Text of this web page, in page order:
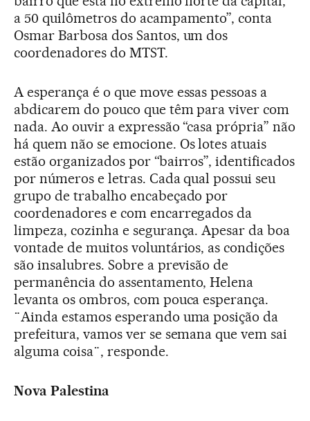
a 50 quilômetros do acampamento”, conta
Osmar Barbosa dos Santos, um dos
coordenadores do MTST.
A esperança é o que move essas pessoas a
abdicarem do pouco que têm para viver com
nada. Ao ouvir a expressão “casa própria” não
há quem não se emocione. Os lotes atuais
estão organizados por “bairros”, identificados
por números e letras. Cada qual possui seu
grupo de trabalho encabeçado por
coordenadores e com encarregados da
limpeza, cozinha e segurança. Apesar da boa
vontade de muitos voluntários, as condições
são insalubres. Sobre a previsão de
permanência do assentamento, Helena
levanta os ombros, com pouca esperança.
¨Ainda estamos esperando uma posição da
prefeitura, vamos ver se semana que vem sai
alguma coisa¨, responde.
Nova Palestina